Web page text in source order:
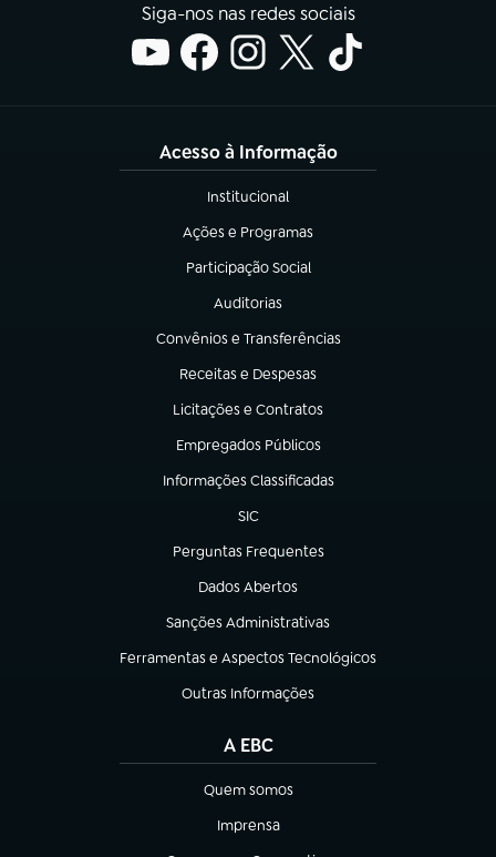
Siga-nos nas redes sociais
Acesso à Informação
Institucional
(abre em nova aba)
Ações e Programas
(abre em nova aba)
Participação Social
(abre em nova aba)
Auditorias
(abre em nova aba)
Convênios e Transferências
(abre em nova aba)
Receitas e Despesas
(abre em nova aba)
Licitações e Contratos
(abre em nova aba)
Empregados Públicos
(abre em nova aba)
Informações Classificadas
(abre em nova aba)
SIC
(abre em nova aba)
Perguntas Frequentes
(abre em nova aba)
Dados Abertos
(abre em nova aba)
Sanções Administrativas
(abre em nova aba)
Ferramentas e Aspectos Tecnológicos
(abre em nova aba)
Outras Informações
(abre em nova aba)
A EBC
Quem somos
(abre em nova aba)
Imprensa
(abre em nova aba)